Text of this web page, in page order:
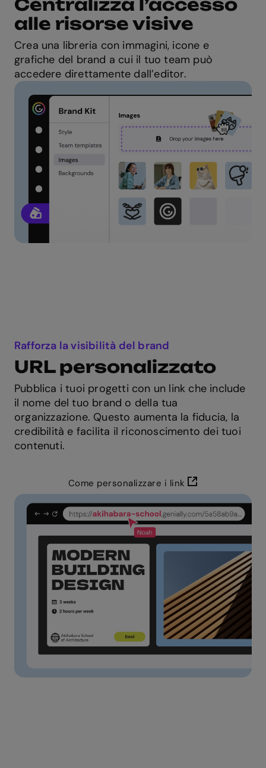
Centralizza l’accesso
alle risorse visive
Crea una libreria con immagini, icone e
grafiche del brand a cui il tuo team può
accedere direttamente dall’editor.
Rafforza la visibilità del brand
URL personalizzato
Pubblica i tuoi progetti con un link che include
il nome del tuo brand o della tua
organizzazione. Questo aumenta la fiducia, la
credibilità e facilita il riconoscimento dei tuoi
contenuti.
Come personalizzare i link